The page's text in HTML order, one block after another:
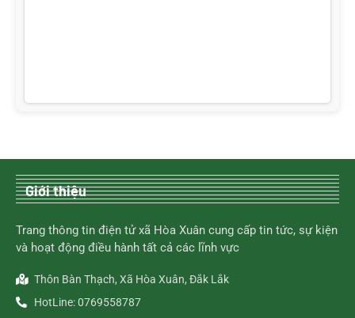
Giới thiệu
Trang thông tin điện tử xã Hòa Xuân cung cấp tin tức, sự kiện
và hoạt động điều hành tất cả các lĩnh vực
Thôn Bàn Thạch, Xã Hòa Xuân, Đắk Lắk
HotLine: 0769558787